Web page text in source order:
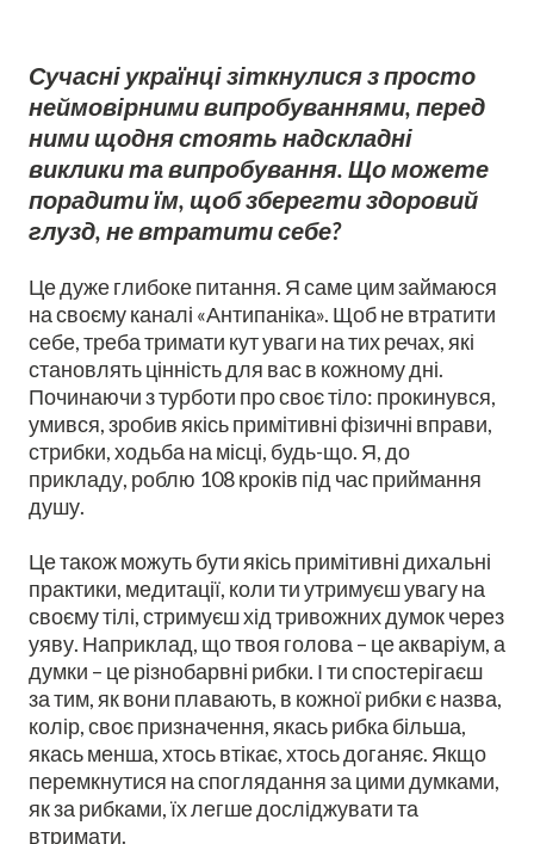
Сучасні українці зіткнулися з просто
неймовірними випробуваннями, перед
ними щодня стоять надскладні
виклики та випробування. Що можете
порадити їм, щоб зберегти здоровий
глузд, не втратити себе?
Це дуже глибоке питання. Я саме цим займаюся
на своєму каналі «Антипаніка». Щоб не втратити
себе, треба тримати кут уваги на тих речах, які
становлять цінність для вас в кожному дні.
Починаючи з турботи про своє тіло: прокинувся,
умився, зробив якісь примітивні фізичні вправи,
стрибки, ходьба на місці, будь-що. Я, до
прикладу, роблю 108 кроків під час приймання
душу.
Це також можуть бути якісь примітивні дихальні
практики, медитації, коли ти утримуєш увагу на
своєму тілі, стримуєш хід тривожних думок через
уяву. Наприклад, що твоя голова – це акваріум, а
думки – це різнобарвні рибки. І ти спостерігаєш
за тим, як вони плавають, в кожної рибки є назва,
колір, своє призначення, якась рибка більша,
якась менша, хтось втікає, хтось доганяє. Якщо
перемкнутися на споглядання за цими думками,
як за рибками, їх легше досліджувати та
втримати.